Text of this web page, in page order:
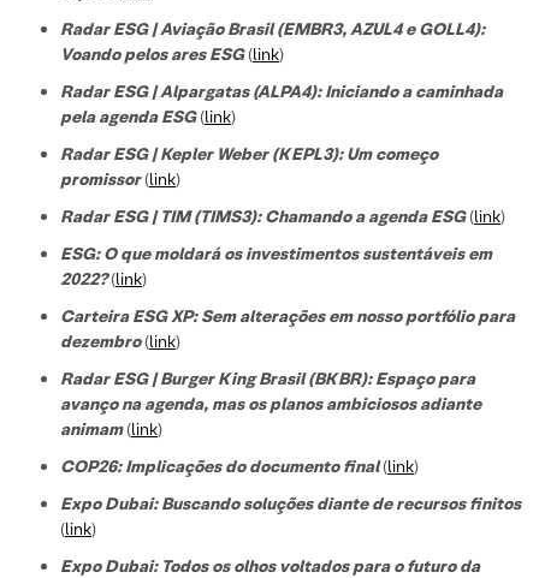
Radar ESG | Aviação Brasil (EMBR3, AZUL4 e GOLL4):
Voando pelos ares ESG(link)
Radar ESG | Alpargatas (ALPA4): Iniciando a caminhada
pela agenda ESG(link)
Radar ESG | Kepler Weber (KEPL3): Um começo
promissor(link)
Radar ESG | TIM (TIMS3): Chamando a agenda ESG(link)
ESG: O que moldará os investimentos sustentáveis em
2022?(link)
Carteira ESG XP: Sem alterações em nosso portfólio para
dezembro(link)
Radar ESG | Burger King Brasil (BKBR): Espaço para
avanço na agenda, mas os planos ambiciosos adiante
animam(link)
COP26: Implicações do documento final(link)
Expo Dubai: Buscando soluções diante de recursos finitos
(link)
Expo Dubai: Todos os olhos voltados para o futuro da